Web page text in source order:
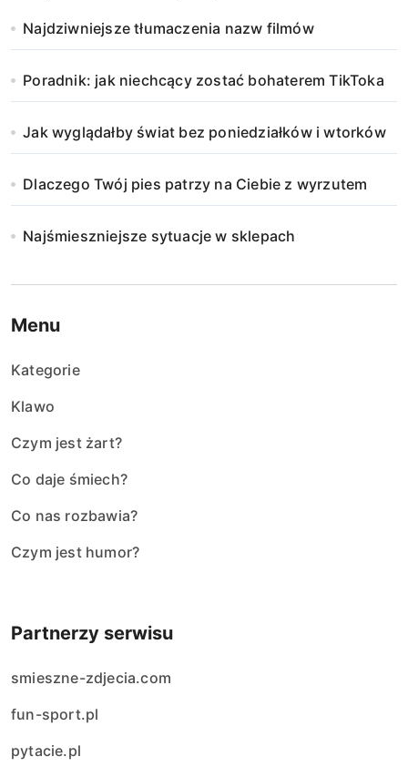
Najdziwniejsze tłumaczenia nazw filmów
Poradnik: jak niechcący zostać bohaterem TikToka
Jak wyglądałby świat bez poniedziałków i wtorków
Dlaczego Twój pies patrzy na Ciebie z wyrzutem
Najśmieszniejsze sytuacje w sklepach
Menu
Kategorie
Klawo
Czym jest żart?
Co daje śmiech?
Co nas rozbawia?
Czym jest humor?
Partnerzy serwisu
smieszne-zdjecia.com
fun-sport.pl
pytacie.pl